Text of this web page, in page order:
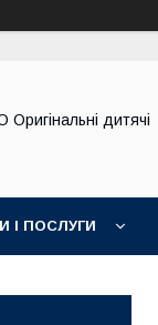
дитячі
І ПОСЛУГИ